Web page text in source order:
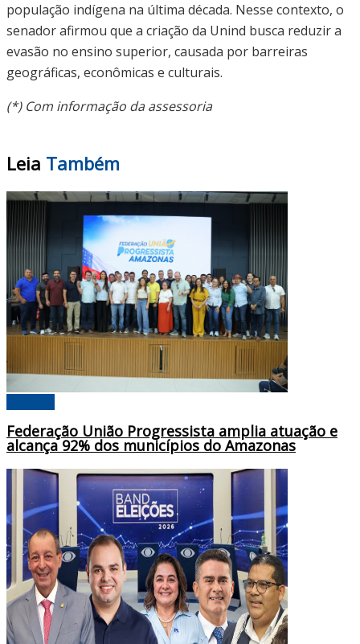
população indígena na última década. Nesse contexto, o
senador afirmou que a criação da Unind busca reduzir a
evasão no ensino superior, causada por barreiras
geográficas, econômicas e culturais.
(*) Com informação da assessoria
Leia Também
Federação União Progressista amplia atuação e
alcança 92% dos municípios do Amazonas